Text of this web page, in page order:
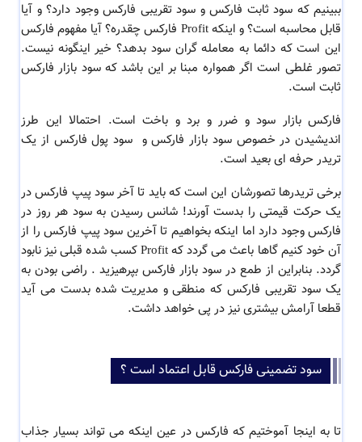
ببینیم که سود ثابت فارکس و سود تقریبی فارکس وجود دارد؟ و آیا
قابل محاسبه است؟ و اینکه Profit فارکس چقدره؟ آیا مفهوم فارکس
این است که دائما به معامله گران سود بدهد؟ خیر اینگونه نیست.
تصور غلطی است اگر همواره مبنا بر این باشد که سود بازار فارکس
ثابت است.
فارکس بازار سود و ضرر و برد و باخت است. احتمالا این طرز
اندیشیدن در خصوص سود بازار فارکس و سود پول فارکس از یک
تریدر حرفه ای بعید است.
برخی تریدرها تصورشان این است که باید تا آخر سود پیپ فارکس در
یک حرکت قیمتی را بدست آورند! شانس رسیدن به سود هر روز در
فارکس وجود دارد اما اینکه بخواهیم تا آخرین سود پیپ فارکس را از
آن خود کنیم گاها باعث می گردد که Profit کسب شده قبلی نیز نابود
گردد. بنابراین از طمع در سود بازار فارکس بپرهیزید . راضی بودن به
یک سود تقریبی فارکس که منطقی و مدیریت شده بدست می آید
قطعا آرامش بیشتری نیز در پی خواهد داشت.
سود تضمینی فارکس قابل اعتماد است ؟
تا به اینجا آموختیم که فارکس در عین اینکه می تواند بسیار جذاب